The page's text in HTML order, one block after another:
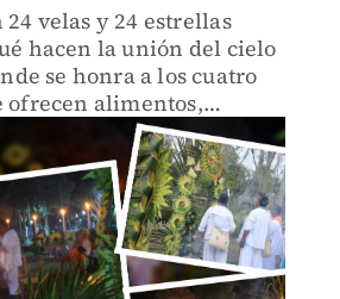
velas y 24 estrellas
hacen la unión del cielo
se honra a los cuatro
ofrecen alimentos,
para pedir el bienestar y
energías.